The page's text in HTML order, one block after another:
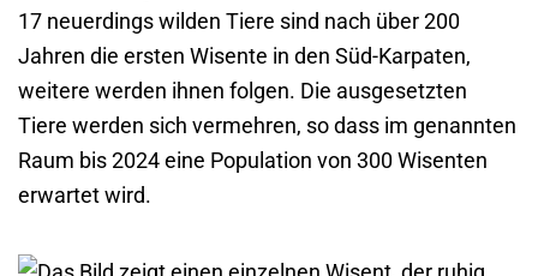
17 neuerdings wilden Tiere sind nach über 200
Jahren die ersten Wisente in den Süd-Karpaten,
weitere werden ihnen folgen. Die ausgesetzten
Tiere werden sich vermehren, so dass im genannten
Raum bis 2024 eine Population von 300 Wisenten
erwartet wird.